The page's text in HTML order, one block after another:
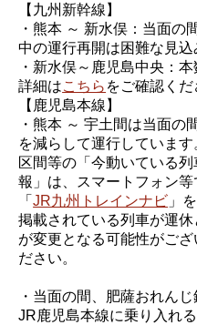
【九州新幹線】
・熊本 ～ 新水俣：当面の
中の運行再開は困難な見込
・新水俣～鹿児島中央：
詳細はこちら をご確認くだ
【鹿児島本線】
・熊本 ～ 宇土間は当面の
を減らして運行しています
区間等の「今動いている
報」は、スマートフォン
「JR九州トレインナビ 」
掲載されている列車が運
が変更となる可能性がご
ださい。
・当面の間、肥薩おれん
JR鹿児島本線に乗り入れ